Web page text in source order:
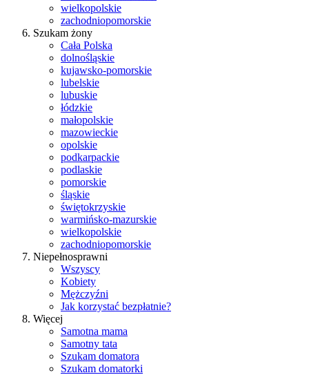
wielkopolskie
zachodniopomorskie
Szukam żony
Cała Polska
dolnośląskie
kujawsko-pomorskie
lubelskie
lubuskie
łódzkie
małopolskie
mazowieckie
opolskie
podkarpackie
podlaskie
pomorskie
śląskie
świętokrzyskie
warmińsko-mazurskie
wielkopolskie
zachodniopomorskie
Niepełnosprawni
Wszyscy
Kobiety
Mężczyźni
Jak korzystać bezpłatnie?
Więcej
Samotna mama
Samotny tata
Szukam domatora
Szukam domatorki